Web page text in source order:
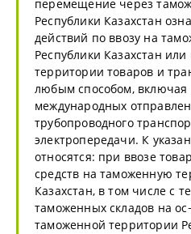
перемещение через
Республики Казахстан
действий по ввозу на
Республики Казахстан или
территории товаров и
любым способом, включая
международных
трубопроводного
электропередачи. К
относятся: при ввозе
средств на таможенную
Казахстан, в том числе с
таможенных складов на
таможенной территории